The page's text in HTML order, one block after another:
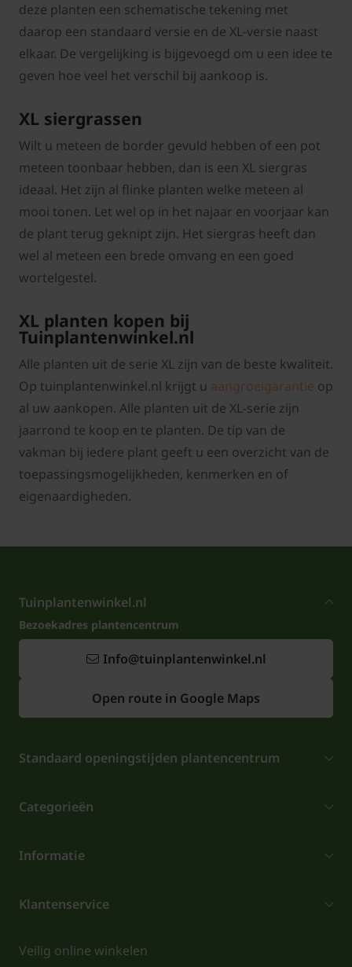
deze planten een schematische tekening met
daarop een standaard versie en de XL-versie naast
elkaar. De vergelijking is bijgevoegd om u een idee te
geven hoe veel het verschil bij aankoop is.
XL siergrassen
Wilt u meteen de border gevuld hebben of een pot
meteen toonbaar hebben, dan is een XL siergras
ideaal. Het zijn al flinke planten welke meteen al
mooi tonen. Let wel op in het najaar en voorjaar kan
de plant terug geknipt zijn. Het siergras heeft dan
wel al meteen een brede omvang en een goed
wortelgestel.
XL planten kopen bij
Tuinplantenwinkel.nl
Alle planten uit de serie XL zijn van de beste kwaliteit.
Op tuinplantenwinkel.nl krijgt u aangroeigarantie op
al uw aankopen. Alle planten uit de XL-serie zijn
jaarrond te koop en te planten. De tip van de
vakman bij iedere plant geeft u een overzicht van de
toepassingsmogelijkheden, kenmerken en of
eigenaardigheden.
Tuinplantenwinkel.nl
Bezoekadres plantencentrum
Info@tuinplantenwinkel.nl
Open route in Google Maps
Standaard openingstijden plantencentrum
Categorieën
Informatie
Klantenservice
Veilig online winkelen